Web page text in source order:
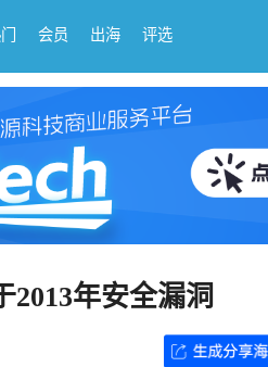
会员 出海 评选
年安全漏洞